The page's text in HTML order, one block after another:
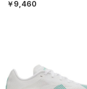
￥9,460